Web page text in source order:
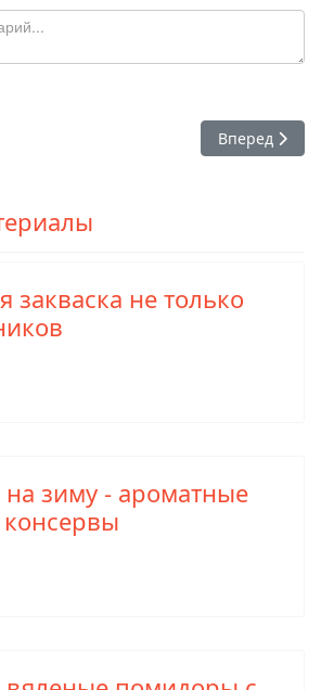
и хрустящие малосольные
Следующий:
Вперед
закваска не только
зиму - ароматные